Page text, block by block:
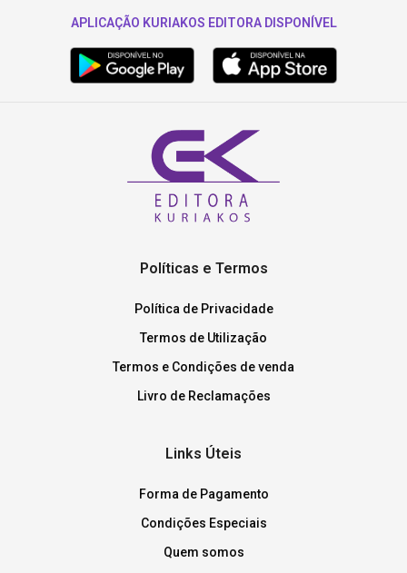
APLICAÇÃO KURIAKOS EDITORA DISPONÍVEL
Políticas e Termos
Política de Privacidade
Termos de Utilização
Termos e Condições de venda
Livro de Reclamações
Links Úteis
Forma de Pagamento
Condições Especiais
Quem somos